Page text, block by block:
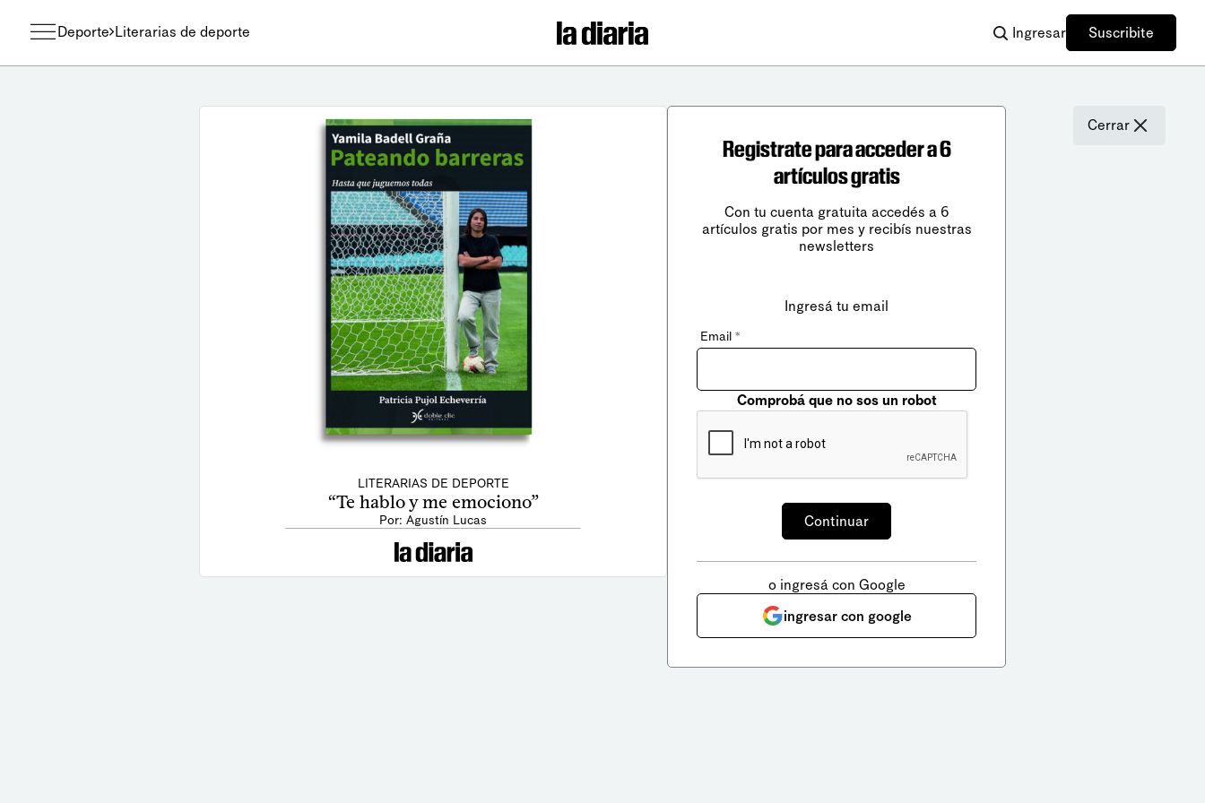
Deporte Literarias de deporte Ingresar Suscribite
LITERARIAS DE DEPORTE
“Te hablo y me emociono”
Por: Agustín Lucas
Cerrar
Registrate para acceder a 6
artículos gratis
Con tu cuenta gratuita accedés a 6
artículos gratis por mes y recibís nuestras
newsletters
Ingresá tu email
Email *
Comprobá que no sos un robot
o ingresá con Google
ingresar con google